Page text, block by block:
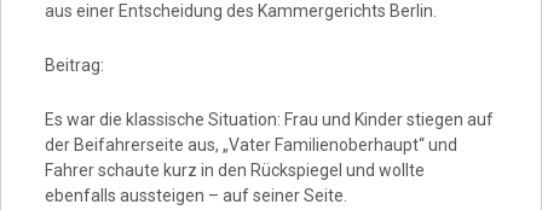
aus einer Entscheidung des Kammergerichts Berlin.
Beitrag:
Es war die klassische Situation: Frau und Kinder stiegen auf
der Beifahrerseite aus, „Vater Familienoberhaupt“ und
Fahrer schaute kurz in den Rückspiegel und wollte
ebenfalls aussteigen – auf seiner Seite.